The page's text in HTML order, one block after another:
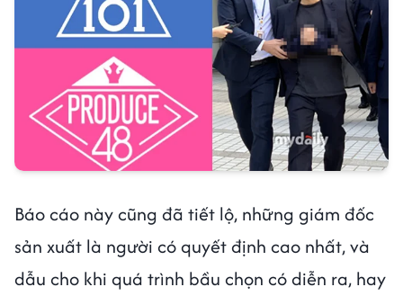
Báo cáo này cũng đã tiết lộ, những giám đốc
sản xuất là người có quyết định cao nhất, và
dẫu cho khi quá trình bầu chọn có diễn ra, hay